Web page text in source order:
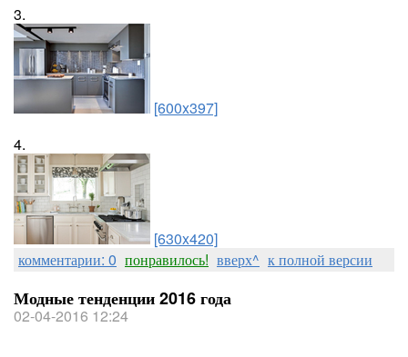
3.
[600x397]
4.
[630x420]
комментарии: 0 понравилось! вверх^ к полной версии
Модные тенденции 2016 года
02-04-2016 12:24